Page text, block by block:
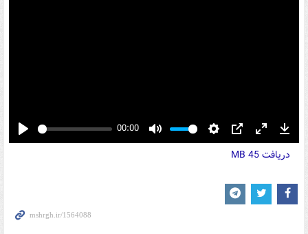
Play
00:00
Mute Settings
PIP Enter
fullscreen
دریافت45 MB